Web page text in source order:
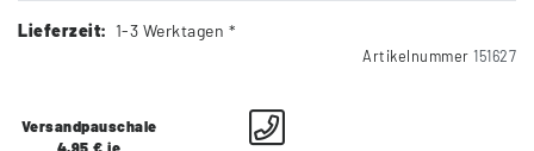
Lieferzeit: 1-3 Werktagen *
Artikelnummer 151627
Versandpauschale